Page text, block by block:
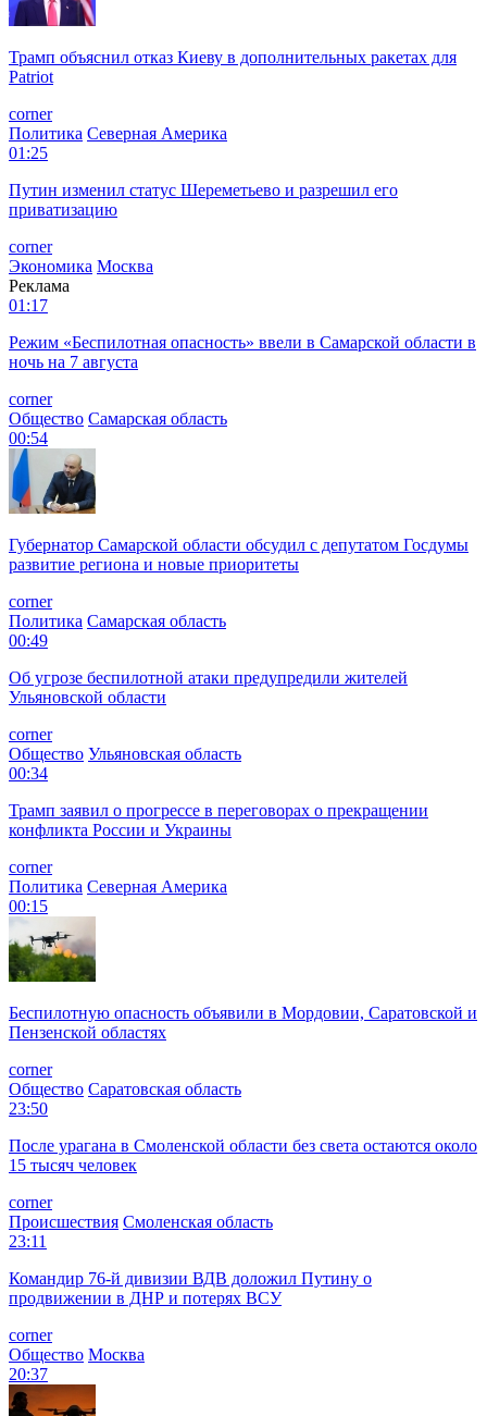
Трамп объяснил отказ Киеву в дополнительных ракетах для
Patriot
corner
Политика Северная Америка
01:25
Путин изменил статус Шереметьево и разрешил его
приватизацию
corner
Экономика Москва
Реклама
01:17
Режим «Беспилотная опасность» ввели в Самарской области в
ночь на 7 августа
corner
Общество Самарская область
00:54
Губернатор Самарской области обсудил с депутатом Госдумы
развитие региона и новые приоритеты
corner
Политика Самарская область
00:49
Об угрозе беспилотной атаки предупредили жителей
Ульяновской области
corner
Общество Ульяновская область
00:34
Трамп заявил о прогрессе в переговорах о прекращении
конфликта России и Украины
corner
Политика Северная Америка
00:15
Беспилотную опасность объявили в Мордовии, Саратовской и
Пензенской областях
corner
Общество Саратовская область
23:50
После урагана в Смоленской области без света остаются около
15 тысяч человек
corner
Происшествия Смоленская область
23:11
Командир 76-й дивизии ВДВ доложил Путину о
продвижении в ДНР и потерях ВСУ
corner
Общество Москва
20:37